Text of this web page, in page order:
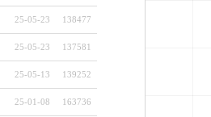
25-05-23 138477
25-05-23 137581
25-05-13 139252
25-01-08 163736